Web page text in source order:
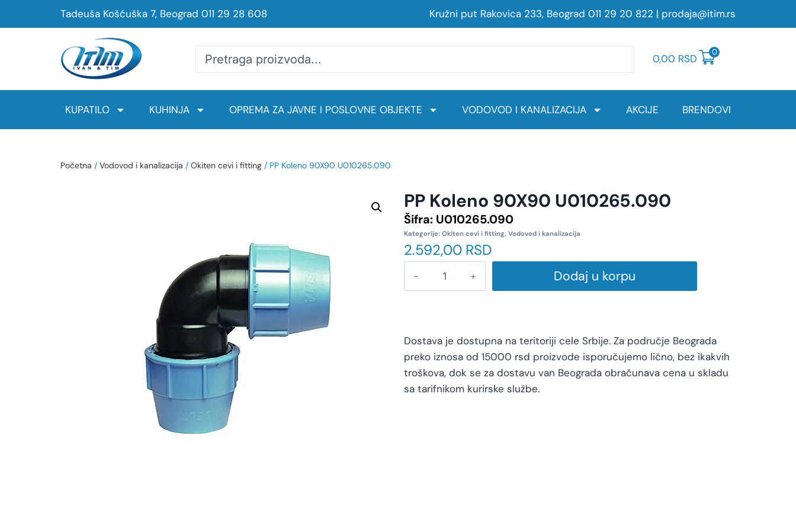
Tadeuša Košćuška 7, Beograd 011 29 28 608 Kružni put Rakovica 233, Beograd 011 29 20 822 | prodaja@itim.rs
0,00 RSD
0
KUPATILO KUHINJA OPREMA ZA JAVNE I POSLOVNE OBJEKTE VODOVOD I KANALIZACIJA AKCIJE BRENDOVI
Početna / Vodovod i kanalizacija / Okiten cevi i fitting / PP Koleno 90X90 U010265.090
PP Koleno 90X90 U010265.090
Šifra: U010265.090
Kategorije: Okiten cevi i fitting, Vodovod i kanalizacija
2.592,00 RSD
Dodaj u korpu
Dostava je dostupna na teritoriji cele Srbije. Za područje Beograda
preko iznosa od 15000 rsd proizvode isporučujemo lično, bez ikakvih
troškova, dok se za dostavu van Beograda obračunava cena u skladu
sa tarifnikom kurirske službe.